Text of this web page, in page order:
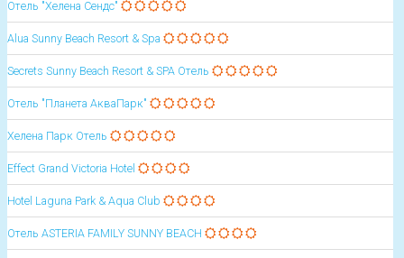
Отель "Хелена Сендс"
Alua Sunny Beach Resort & Spa
Secrets Sunny Beach Resort & SPA Отель
Отель "Планета АкваПарк"
Хелена Парк Отель
Effect Grand Victoria Hotel
Hotel Laguna Park & Aqua Club
Oтель ASTERIA FAMILY SUNNY BEACH